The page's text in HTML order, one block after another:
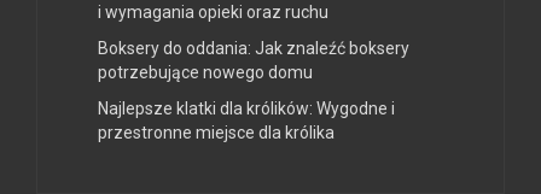
i wymagania opieki oraz ruchu
Boksery do oddania: Jak znaleźć boksery
potrzebujące nowego domu
Najlepsze klatki dla królików: Wygodne i
przestronne miejsce dla królika